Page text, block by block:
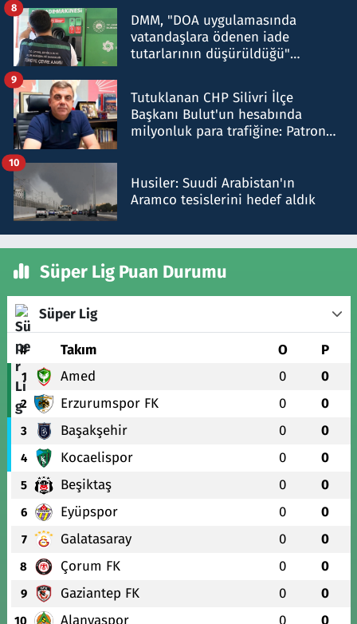
DMM, "DOA uygulamasında
vatandaşlara ödenen iade
tutarlarının düşürüldüğü"
8
Tutuklanan CHP Silivri İlçe
Başkanı Bulut'un hesabında
milyonluk para trafiğine: Patron
9
Husiler: Suudi Arabistan'ın
Aramco tesislerini hedef aldık
10
Süper Lig Puan Durumu
Süper Lig
# Takım O P
1 Amed 0 0
2 Erzurumspor FK 0 0
3 Başakşehir 0 0
4 Kocaelispor 0 0
5 Beşiktaş 0 0
6 Eyüpspor 0 0
7 Galatasaray 0 0
8 Çorum FK 0 0
9 Gaziantep FK 0 0
10 Alanyaspor 0 0